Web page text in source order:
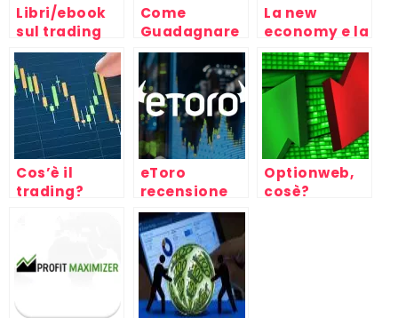
Libri/ebook
sul trading
online
Come
Guadagnare
in Borsa con
il Trading,
Forex e
Opzioni
Binarie
La new
economy e la
crisi del
capitale,
mondo del
lavoro e
capitalismo
Cos’è il
trading?
eToro
recensione
ed opinioni
Optionweb,
cosè?